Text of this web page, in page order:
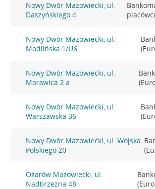
Nowy Dwór Mazowiecki, ul.
Daszyńskiego 4
Nowy Dwór Mazowiecki, ul.
Modlińska 1/U6
Nowy Dwór Mazowiecki, ul.
Morawica 2 a
Nowy Dwór Mazowiecki, ul.
Warszawska 36
Nowy Dwór Mazowiecki, ul. Wojska
Polskiego 20
Ożarów Mazowiecki, ul.
Nadbrzeżna 48